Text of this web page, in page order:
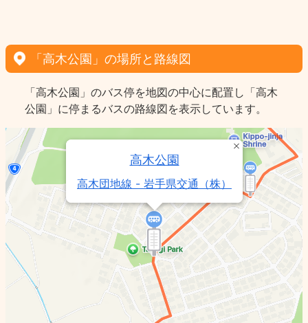
「高木公園」の場所と路線図
「高木公園」のバス停を地図の中心に配置し「高木
公園」に停まるバスの路線図を表示しています。
高木公園
高木団地線 - 岩手県交通（株）